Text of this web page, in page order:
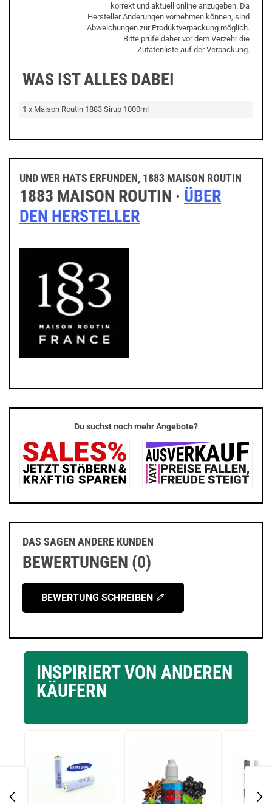
korrekt und aktuell online anzugeben. Da
Hersteller Änderungen vornehmen können, sind
Abweichungen zur Produktverpackung möglich.
Bitte prüfe daher vor dem Verzehr die
Zutatenliste auf der Verpackung.
WAS IST ALLES DABEI
1 x Maison Routin 1883 Sirup 1000ml
UND WER HATS ERFUNDEN, 1883 MAISON ROUTIN
1883 MAISON ROUTIN · ÜBER
DEN HERSTELLER
Du suchst noch mehr Angebote?
DAS SAGEN ANDERE KUNDEN
BEWERTUNGEN (0)
BEWERTUNG SCHREIBEN
INSPIRIERT VON ANDEREN
KÄUFERN